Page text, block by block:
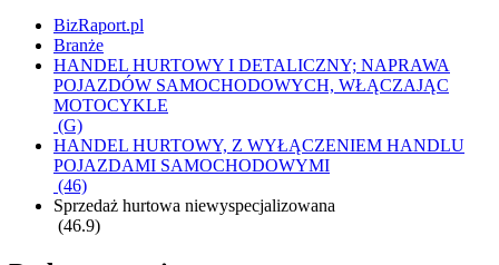
BizRaport.pl
Branże
HANDEL HURTOWY I DETALICZNY; NAPRAWA
POJAZDÓW SAMOCHODOWYCH, WŁĄCZAJĄC
MOTOCYKLE
(G)
HANDEL HURTOWY, Z WYŁĄCZENIEM HANDLU
POJAZDAMI SAMOCHODOWYMI
(46)
Sprzedaż hurtowa niewyspecjalizowana
(46.9)